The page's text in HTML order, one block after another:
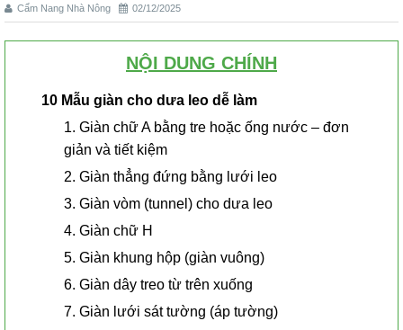
Cẩm Nang Nhà Nông 02/12/2025
NỘI DUNG CHÍNH
10 Mẫu giàn cho dưa leo dễ làm
1. Giàn chữ A bằng tre hoặc ống nước – đơn
giản và tiết kiệm
2. Giàn thẳng đứng bằng lưới leo
3. Giàn vòm (tunnel) cho dưa leo
4. Giàn chữ H
5. Giàn khung hộp (giàn vuông)
6. Giàn dây treo từ trên xuống
7. Giàn lưới sát tường (áp tường)